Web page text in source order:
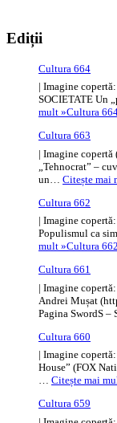
Ediții
Cultura 664
| Imagine
SOCIETATE Un
mult »Cultura
Cultura 663
| Imagine
„Tehnocrat” –
un… Citește mai
Cultura 662
| Imagine
Populismul ca
mult »Cultura 662
Cultura 661
| Imagine
Andrei Mușat
Pagina SwordS –
Cultura 660
| Imagine
House” (FOX
… Citește mai
Cultura 659